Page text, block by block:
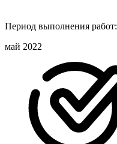
Период выполнения работ:
май 2022